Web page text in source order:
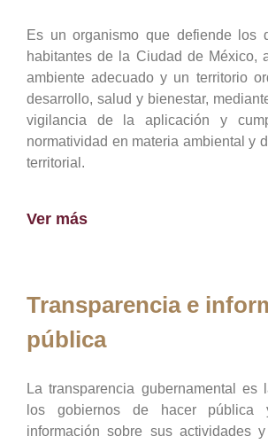
Es un organismo que defiende los
habitantes de la Ciudad de México,
ambiente adecuado y un territorio
desarrollo, salud y bienestar,
vigilancia de la aplicación y
normatividad en materia ambiental y
territorial.
Ver más
Transparencia e
pública
La transparencia gubernamental es
los gobiernos de hacer pública
información sobre sus actividades